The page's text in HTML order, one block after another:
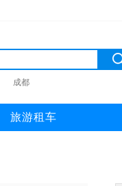
成都
旅游租车